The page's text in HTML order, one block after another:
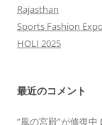
Rajasthan
Sports Fashion
HOLI 2025
最近のコメント
”風の宮殿”が修復中